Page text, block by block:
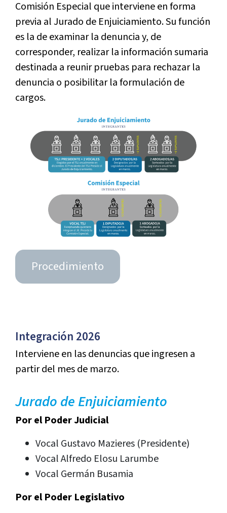
Comisión Especial que interviene en forma
previa al Jurado de Enjuiciamiento. Su función
es la de examinar la denuncia y, de
corresponder, realizar la información sumaria
destinada a reunir pruebas para rechazar la
denuncia o posibilitar la formulación de
cargos.
Procedimiento
Integración 2026
Interviene en las denuncias que ingresen a
partir del mes de marzo.
Jurado de Enjuiciamiento
Por el Poder Judicial
Vocal Gustavo Mazieres (Presidente)
Vocal Alfredo Elosu Larumbe
Vocal Germán Busamia
Por el Poder Legislativo